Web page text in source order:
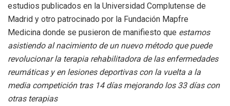
estudios publicados en la Universidad Complutense de
Madrid y otro patrocinado por la Fundación Mapfre
Medicina donde se pusieron de manifiesto que estamos
asistiendo al nacimiento de un nuevo método que puede
revolucionar la terapia rehabilitadora de las enfermedades
reumáticas y en lesiones deportivas con la vuelta a la
media competición tras 14 días mejorando los 33 días con
otras terapias